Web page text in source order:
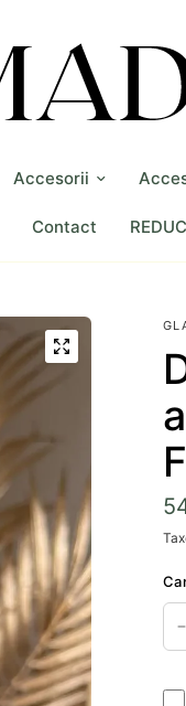
Accesorii
Contact